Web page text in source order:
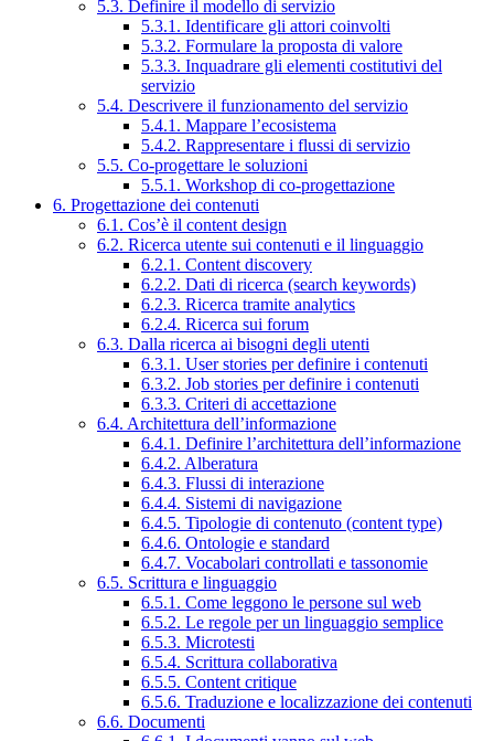
5.3. Definire il modello di servizio
5.3.1. Identificare gli attori coinvolti
5.3.2. Formulare la proposta di valore
5.3.3. Inquadrare gli elementi costitutivi del
servizio
5.4. Descrivere il funzionamento del servizio
5.4.1. Mappare l’ecosistema
5.4.2. Rappresentare i flussi di servizio
5.5. Co-progettare le soluzioni
5.5.1. Workshop di co-progettazione
6. Progettazione dei contenuti
6.1. Cos’è il content design
6.2. Ricerca utente sui contenuti e il linguaggio
6.2.1. Content discovery
6.2.2. Dati di ricerca (search keywords)
6.2.3. Ricerca tramite analytics
6.2.4. Ricerca sui forum
6.3. Dalla ricerca ai bisogni degli utenti
6.3.1. User stories per definire i contenuti
6.3.2. Job stories per definire i contenuti
6.3.3. Criteri di accettazione
6.4. Architettura dell’informazione
6.4.1. Definire l’architettura dell’informazione
6.4.2. Alberatura
6.4.3. Flussi di interazione
6.4.4. Sistemi di navigazione
6.4.5. Tipologie di contenuto (content type)
6.4.6. Ontologie e standard
6.4.7. Vocabolari controllati e tassonomie
6.5. Scrittura e linguaggio
6.5.1. Come leggono le persone sul web
6.5.2. Le regole per un linguaggio semplice
6.5.3. Microtesti
6.5.4. Scrittura collaborativa
6.5.5. Content critique
6.5.6. Traduzione e localizzazione dei contenuti
6.6. Documenti